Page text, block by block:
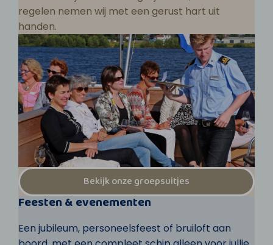
regelen nemen wij met een gerust hart uit
handen.
Bekijk onze groepsuitjes
Feesten & evenementen
Een jubileum, personeelsfeest of bruiloft aan